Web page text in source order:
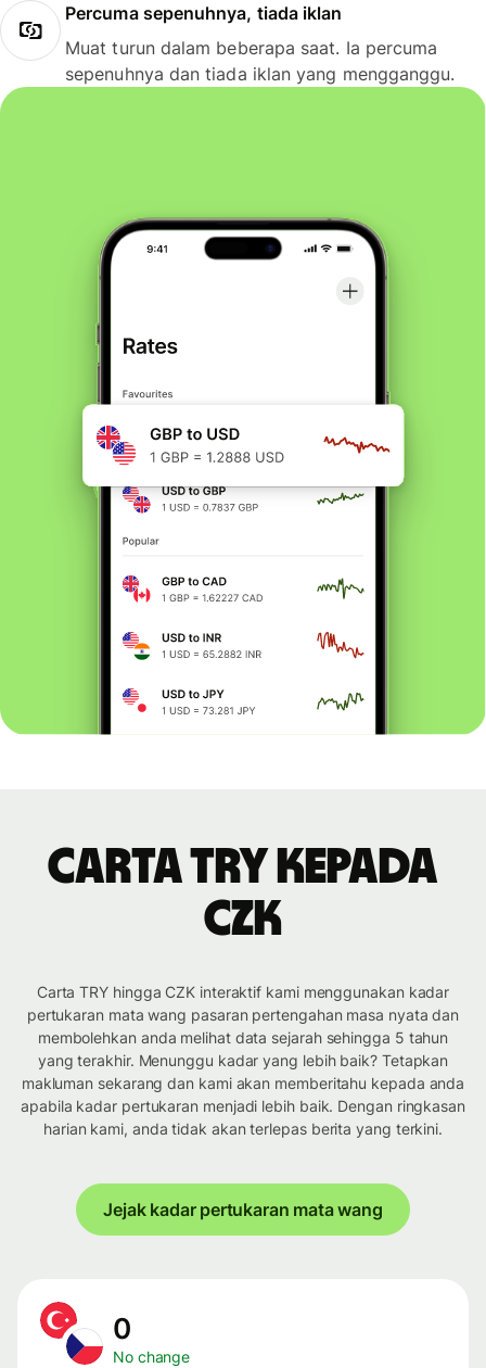
Percuma sepenuhnya, tiada iklan
Muat turun dalam beberapa saat. Ia percuma
sepenuhnya dan tiada iklan yang mengganggu.
Carta TRY kepada
CZK
Carta TRY hingga CZK interaktif kami menggunakan kadar
pertukaran mata wang pasaran pertengahan masa nyata dan
membolehkan anda melihat data sejarah sehingga 5 tahun
yang terakhir. Menunggu kadar yang lebih baik? Tetapkan
makluman sekarang dan kami akan memberitahu kepada anda
apabila kadar pertukaran menjadi lebih baik. Dengan ringkasan
harian kami, anda tidak akan terlepas berita yang terkini.
Jejak kadar pertukaran mata wang
0
No change